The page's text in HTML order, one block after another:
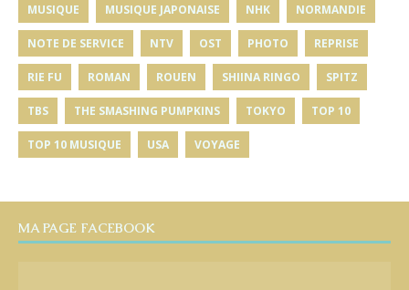
MUSIQUE MUSIQUE JAPONAISE NHK NORMANDIE
NOTE DE SERVICE NTV OST PHOTO REPRISE
RIE FU ROMAN ROUEN SHIINA RINGO SPITZ
TBS THE SMASHING PUMPKINS TOKYO TOP 10
TOP 10 MUSIQUE USA VOYAGE
MA PAGE FACEBOOK